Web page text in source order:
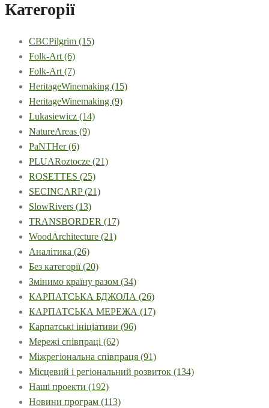
Категорії
CBCPilgrim (15)
Folk-Art (6)
Folk-Art (7)
HeritageWinemaking (15)
HeritageWinemaking (9)
Lukasiewicz (14)
NatureAreas (9)
PaNTHer(6)
PLUARoztocze (21)
ROSETTES (25)
SECINCARP(21)
SlowRivers (13)
TRANSBORDER (17)
WoodArchitecture (21)
Аналітика (26)
Без категорії(20)
Змінимо країну разом (34)
КАРПАТСЬКА БДЖОЛА (26)
КАРПАТСЬКА МЕРЕЖА (17)
Карпатські ініціативи (96)
Мережі співпраці (62)
Міжрегіональна співпраця (91)
Місцевий і регіональний розвиток (134)
Наші проекти (192)
Новини програм (113)